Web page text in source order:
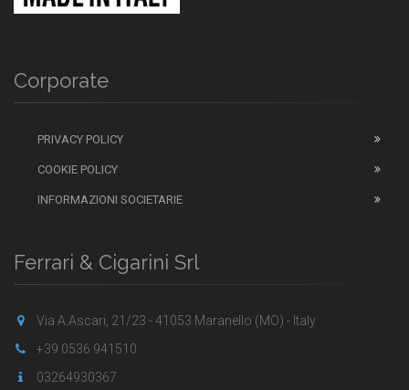
Corporate
PRIVACY POLICY
COOKIE POLICY
INFORMAZIONI SOCIETARIE
Ferrari & Cigarini Srl
Via A.Ascari, 21/23 - 41053 Maranello (MO) - Italy
+39 0536 941510
03264930367